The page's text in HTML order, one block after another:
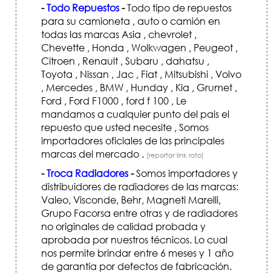
-Todo Repuestos-Todo tipo de repuestos
para su camioneta , auto o camión en
todas las marcas Asia , chevrolet ,
Chevette , Honda , Wolkwagen , Peugeot ,
Citroen , Renault , Subaru , dahatsu ,
Toyota , Nissan , Jac , Fiat , Mitsubishi , Volvo
, Mercedes , BMW , Hunday , Kia , Grumet ,
Ford , Ford F1000 , ford f 100 , Le
mandamos a cualquier punto del pais el
repuesto que usted necesite , Somos
importadores oficiales de las principales
marcas del mercado . [reportar link roto]
-Troca Radiadores-Somos importadores y
distribuidores de radiadores de las marcas:
Valeo, Visconde, Behr, Magneti Marelli,
Grupo Facorsa entre otras y de radiadores
no originales de calidad probada y
aprobada por nuestros técnicos. Lo cual
nos permite brindar entre 6 meses y 1 año
de garantía por defectos de fabricación.